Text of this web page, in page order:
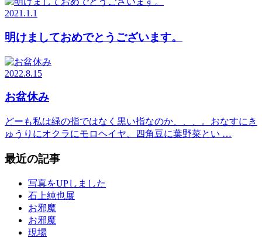
2021.1.1
明けましておめでとうございます。
2022.8.15
お盆休み
どーも私は緑の指ではなく黒い指なのか、、、。おなすにき
ゅうりにオクラにモロヘイヤ、四角豆に葉野菜とい …
最近の記事
写真をUPしました
石上純也展
お邪魔
お邪魔
現場